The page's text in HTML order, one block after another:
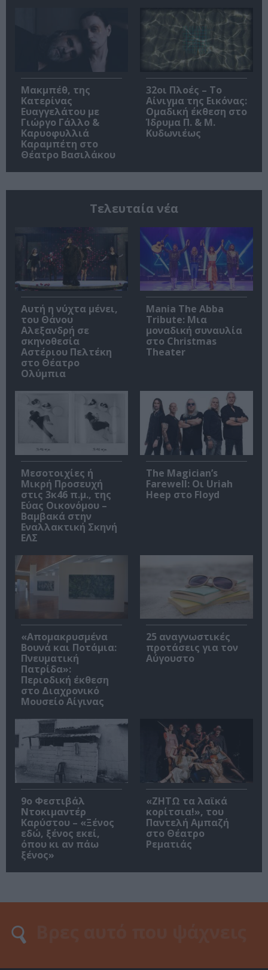
Μακμπέθ, της
Κατερίνας
Ευαγγελάτου με
Γιώργο Γάλλο &
Καρυοφυλλιά
Καραμπέτη στο
Θέατρο Βασιλάκου
32οι Πλοές – Το
Αίνιγμα της Εικόνας:
Ομαδική έκθεση στο
Ίδρυμα Π. & Μ.
Κυδωνιέως
Τελευταία νέα
Αυτή η νύχτα μένει,
του Θάνου
Αλεξανδρή σε
σκηνοθεσία
Αστέριου Πελτέκη
στο Θέατρο
Ολύμπια
Mania The Abba
Tribute: Μια
μοναδική συναυλία
στο Christmas
Theater
Μεσοτοιχίες ή
Μικρή Προσευχή
στις 3κ46 π.μ., της
Εύας Οικονόμου –
Βαμβακά στην
Εναλλακτική Σκηνή
ΕΛΣ
The Magician’s
Farewell: Οι Uriah
Heep στο Floyd
«Απομακρυσμένα
Βουνά και Ποτάμια:
Πνευματική
Πατρίδα»:
Περιοδική έκθεση
στο Διαχρονικό
Μουσείο Αίγινας
25 αναγνωστικές
προτάσεις για τον
Αύγουστο
9ο Φεστιβάλ
Ντοκιμαντέρ
Καρύστου – «Ξένος
εδώ, ξένος εκεί,
όπου κι αν πάω
ξένος»
«ΖΗΤΩ τα λαϊκά
κορίτσια!», του
Παντελή Αμπαζή
στο Θέατρο
Ρεματιάς